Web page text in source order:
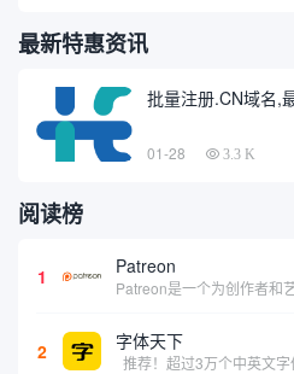
最新特惠资讯
批量注册.CN域名,
01-28 3.3 K
阅读榜
1 Patreon
2 字体天下
推荐！超过3万个中英文字